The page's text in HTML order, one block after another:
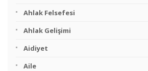
Ahlak Felsefesi
Ahlak Gelişimi
Aidiyet
Aile